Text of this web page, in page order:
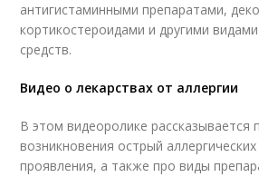
антигистаминными препаратами,
кортикостероидами и другими
средств.
Видео о лекарствах от аллергии
В этом видеоролике рассказывается
возникновения острый
проявления, а также про виды